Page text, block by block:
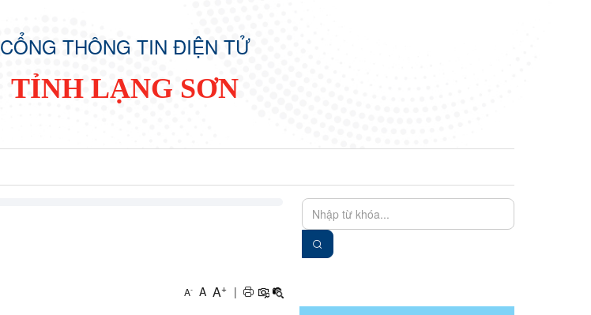
CỔNG THÔNG TIN ĐIỆN TỬ
TỈNH LẠNG SƠN
A- A A+ |